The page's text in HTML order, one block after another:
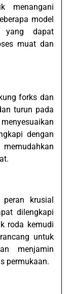
menangani
model
yang dapat
muat dan
forks dan
turun pada
dengan
krusial
dilengkapi
roda kemudi
untuk
menjamin
permukaan.